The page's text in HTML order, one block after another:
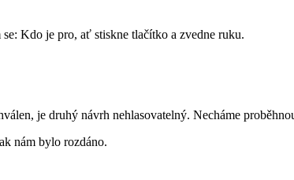
Kdo je pro, ať stiskne tlačítko a zvedne ruku.
je druhý návrh nehlasovatelný. Necháme
nám bylo rozdáno.